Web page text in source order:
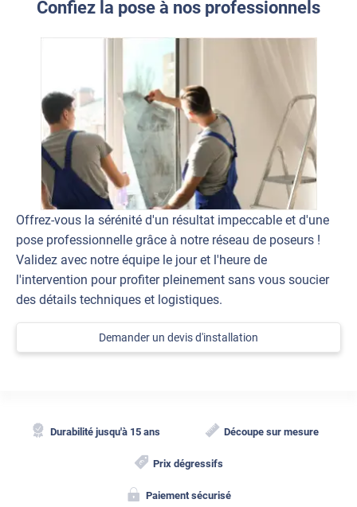
Confiez la pose à nos professionnels
Offrez-vous la sérénité d'un résultat impeccable et d'une
pose professionnelle grâce à notre réseau de poseurs !
Validez avec notre équipe le jour et l'heure de
l'intervention pour profiter pleinement sans vous soucier
des détails techniques et logistiques.
Demander un devis d'installation
Durabilité jusqu'à 15 ans Découpe sur mesure
Prix dégressifs
Paiement sécurisé